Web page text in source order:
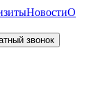
НовостиО
звонок